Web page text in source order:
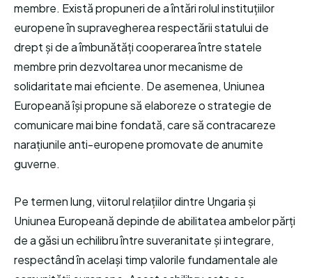
membre. Există propuneri de a întări rolul instituțiilor
europene în supravegherea respectării statului de
drept și de a îmbunătăți cooperarea între statele
membre prin dezvoltarea unor mecanisme de
solidaritate mai eficiente. De asemenea, Uniunea
Europeană își propune să elaboreze o strategie de
comunicare mai bine fondată, care să contracareze
narațiunile anti-europene promovate de anumite
guverne.
Pe termen lung, viitorul relațiilor dintre Ungaria și
Uniunea Europeană depinde de abilitatea ambelor părți
de a găsi un echilibru între suveranitate și integrare,
respectând în același timp valorile fundamentale ale